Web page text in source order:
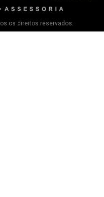
os direitos reservados.